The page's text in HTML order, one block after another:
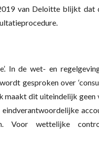
van Deloitte blijkt dat
In de wet- en
gesproken over
dit uiteindelijk geen
Voor wettelijke